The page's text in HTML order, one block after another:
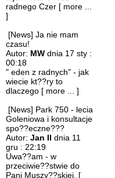
radnego Czer [ more ...
]
[News] Ja nie mam
czasu!
Autor: MW dnia 17 sty :
00:18
" eden z radnych" - jak
wiecie kt??ry to
dlaczego [ more ... ]
[News] Park 750 - lecia
Goleniowa i konsultacje
spo??eczne???
Autor: Jan II dnia 11
gru : 22:19
Uwa??am - w
przeciwie??stwie do
Pani Muszy??skiej, [